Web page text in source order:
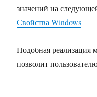
значений на
Свойства Windows
Подобная реализация
позволит